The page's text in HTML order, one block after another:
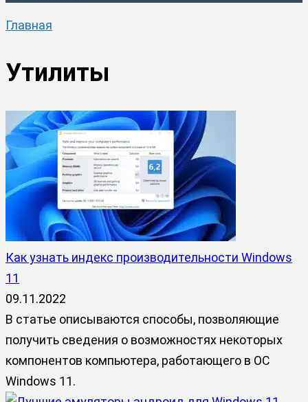
Главная
Утилиты
Как узнать индекс производительности Windows
11
09.11.2022
В статье описываются способы, позволяющие
получить сведения о возможностях некоторых
компонентов компьютера, работающего в ОС
Windows 11.